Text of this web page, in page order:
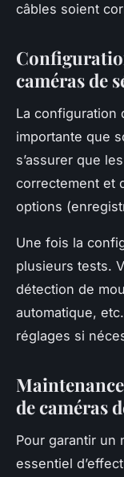
câbles soient
caméras de
La configuration
importante que
s’assurer que
correctement et
options
Une fois la
plusieurs tests.
détection de
automatique,
réglages si
de caméras
Pour garantir un
essentiel